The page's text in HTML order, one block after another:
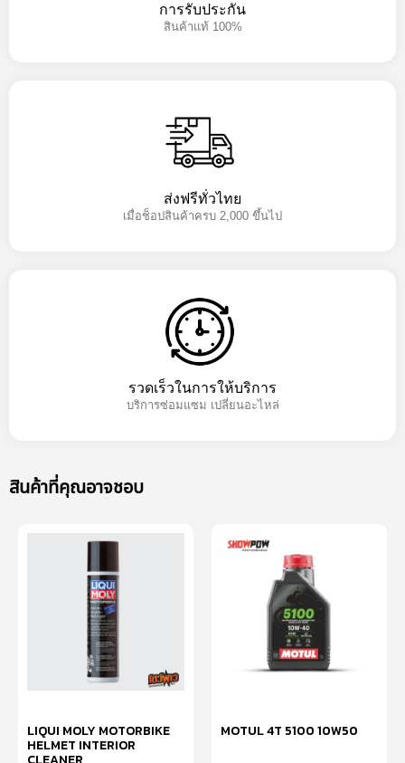
การรับประกัน
สินค้าแท้ 100%
ส่งฟรีทั่วไทย
เมื่อช็อปสินค้าครบ 2,000 ขึ้นไป
รวดเร็วในการให้บริการ
บริการซ่อมแซม เปลี่ยนอะไหล่
สินค้าที่คุณอาจชอบ
LIQUI MOLY MOTORBIKE
HELMET INTERIOR
MOTUL 4T 5100 10W50